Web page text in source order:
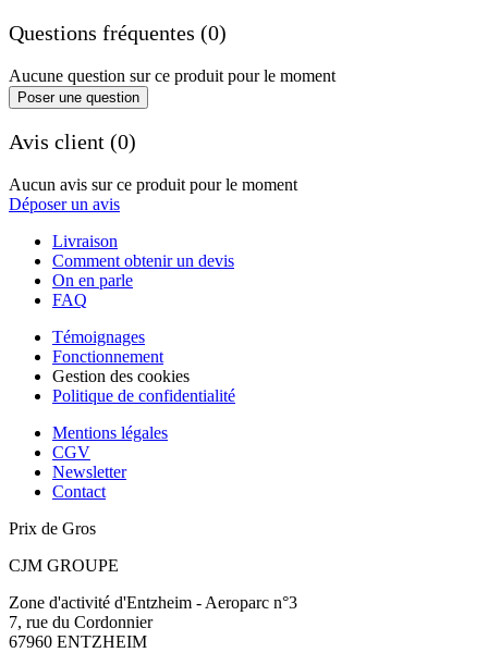
Questions fréquentes (0)
Aucune question sur ce produit pour le moment
Poser une question
Avis client (0)
Aucun avis sur ce produit pour le moment
Déposer un avis
Livraison
Comment obtenir un devis
On en parle
FAQ
Témoignages
Fonctionnement
Gestion des cookies
Politique de confidentialité
Mentions légales
CGV
Newsletter
Contact
Prix de Gros
CJM GROUPE
Zone d'activité d'Entzheim - Aeroparc n°3
7, rue du Cordonnier
67960 ENTZHEIM